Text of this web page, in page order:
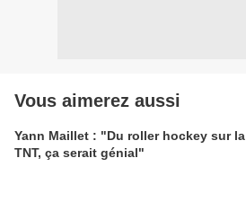
Vous aimerez aussi
Yann Maillet : "Du roller hockey sur la
TNT, ça serait génial"